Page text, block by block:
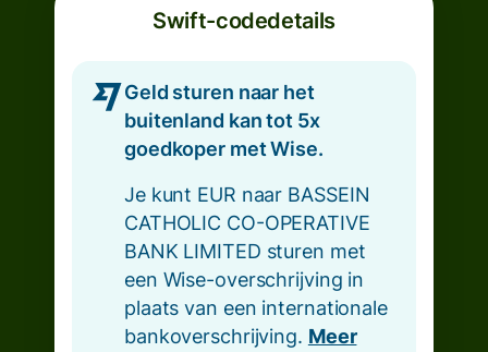
Swift-codedetails
Geld sturen naar het
buitenland kan tot 5x
goedkoper met Wise.
Je kunt EUR naar BASSEIN
CATHOLIC CO-OPERATIVE
BANK LIMITED sturen met
een Wise-overschrijving in
plaats van een internationale
bankoverschrijving. Meer